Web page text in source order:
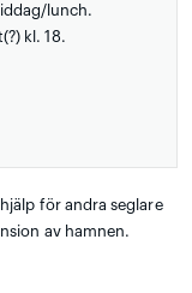
lunch.
kl. 18.
för andra seglare
av hamnen.